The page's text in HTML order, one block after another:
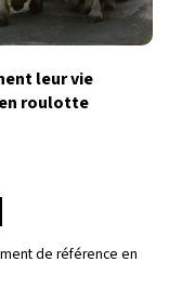
leur vie
roulotte
de référence en